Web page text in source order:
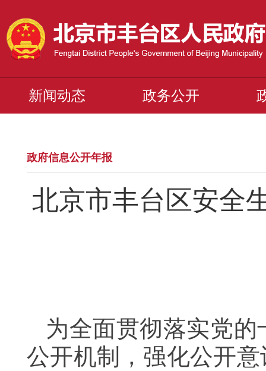
新闻动态 政务公开
政府信息公开年报
北京市丰台区安全
为全面贯彻落实党
公开机制，强化公开